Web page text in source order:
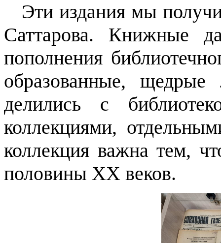
Эти издания мы
Саттарова. Книжные
пополнения
образованные,
делились с
коллекциями,
коллекция важна тем,
половины XX веков.